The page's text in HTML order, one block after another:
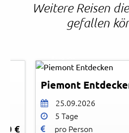
Weitere Reisen
gefallen
€
Piemont
25.09.2026
5 Tage
pro Person